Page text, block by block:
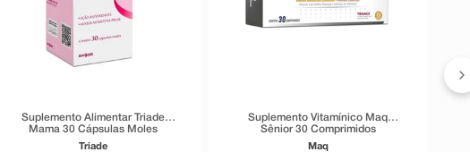
Suplemento Alimentar Triade
Mama 30 Cápsulas Moles
Triade
Suplemento Vitamínico Maq
Sênior 30 Comprimidos
Maq